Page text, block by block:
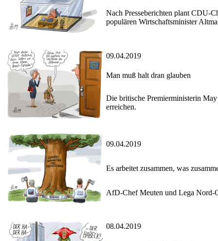
Nach Presseberichten plant CDU-
populären Wirtschaftsminister
09.04.2019
Man muß halt dran glauben
Die britische Premierministerin
erreichen.
09.04.2019
Es arbeitet zusammen, was
AfD-Chef Meuten und Lega Nord-
08.04.2019